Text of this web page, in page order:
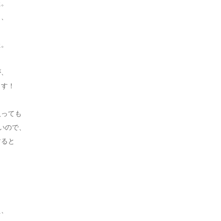
！
ても
ので、
と